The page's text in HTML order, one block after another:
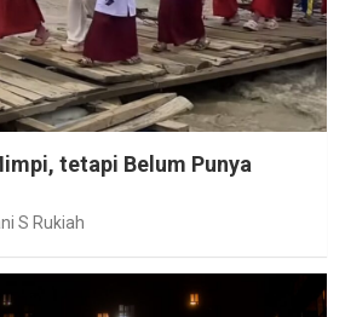
tetapi Belum Punya
S Rukiah